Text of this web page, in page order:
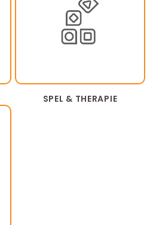
SPEL & THERAPIE